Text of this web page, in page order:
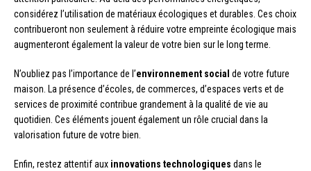
considérez l’utilisation de matériaux écologiques et durables. Ces choix
contribueront non seulement à réduire votre empreinte écologique mais
augmenteront également la valeur de votre bien sur le long terme.
N’oubliez pas l’importance de l’environnement social de votre future
maison. La présence d’écoles, de commerces, d’espaces verts et de
services de proximité contribue grandement à la qualité de vie au
quotidien. Ces éléments jouent également un rôle crucial dans la
valorisation future de votre bien.
Enfin, restez attentif aux innovations technologiques dans le